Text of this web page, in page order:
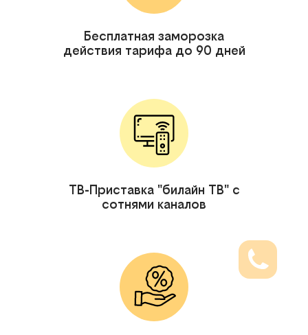
Бесплатная заморозка
действия тарифа до 90 дней
ТВ-Приставка "билайн ТВ" с
сотнями каналов